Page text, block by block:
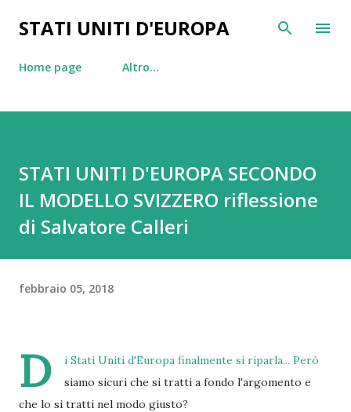
Passa ai contenuti principali
STATI UNITI D'EUROPA
Home page Altro…
STATI UNITI D'EUROPA SECONDO
IL MODELLO SVIZZERO riflessione
di Salvatore Calleri
febbraio 05, 2018
D
i Stati Uniti d'Europa finalmente si riparla... Però
siamo sicuri che si tratti a fondo l'argomento e
che lo si tratti nel modo giusto?